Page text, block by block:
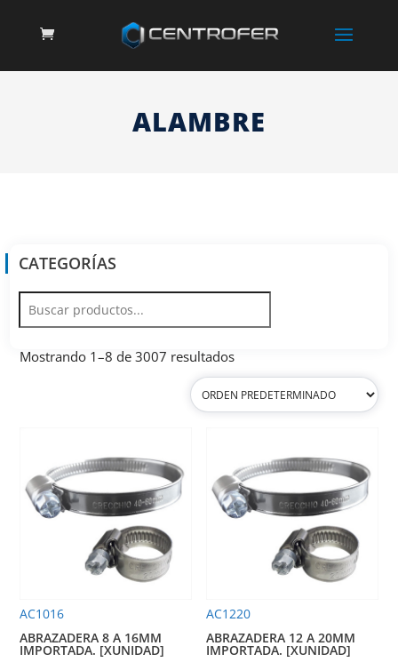
ALAMBRE
CATEGORÍAS
Mostrando 1–8 de 3007 resultados
AC1016
ABRAZADERA 8 A 16MM
IMPORTADA. [XUNIDAD]
AC1220
ABRAZADERA 12 A 20MM
IMPORTADA. [XUNIDAD]